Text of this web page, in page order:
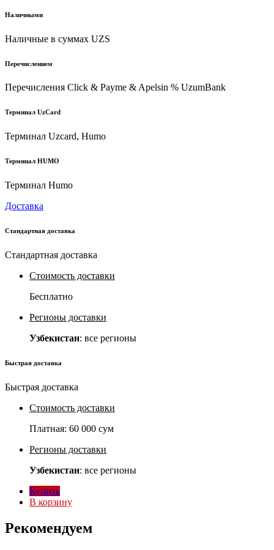
Наличными
Наличные в суммах UZS
Перечислением
Перечисления Click & Payme & Apelsin % UzumBank
Терминал UzCard
Терминал Uzcard, Humo
Терминал HUMO
Терминал Humo
Доставка
Стандартная доставка
Стандартная доставка
Стоимость доставки
Бесплатно
Регионы доставки
Узбекистан: все регионы
Быстрая доставка
Быстрая доставка
Стоимость доставки
Платная: 60 000 сум
Регионы доставки
Узбекистан: все регионы
Купить
В корзину
Рекомендуем